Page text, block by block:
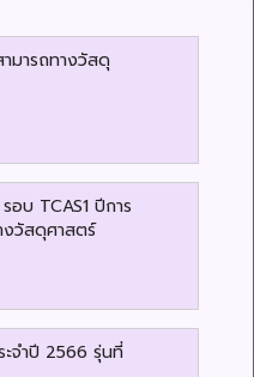
มารถทางวัสดุ
อบ TCAS1 ปีการ
งวัสดุศาสตร์
จำปี 2566 รุ่นที่